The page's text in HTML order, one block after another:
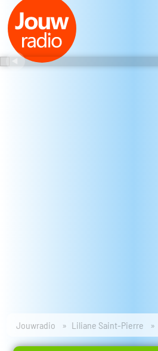
Jouwradio Liliane Saint-Pierre